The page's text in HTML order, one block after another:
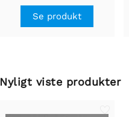
Se produkt
Nyligt viste produkter